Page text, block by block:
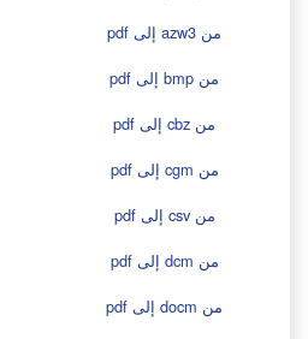
من azw3 إلى pdf
من bmp إلى pdf
من cbz إلى pdf
من cgm إلى pdf
من csv إلى pdf
من dcm إلى pdf
من docm إلى pdf